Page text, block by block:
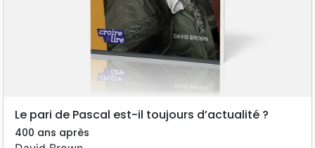
Le pari de Pascal est-il toujours d’actualité ?
400 ans après